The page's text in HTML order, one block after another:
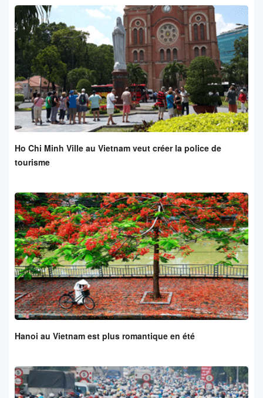
Ho Chi Minh Ville au Vietnam veut créer la police de
tourisme
Hanoi au Vietnam est plus romantique en été